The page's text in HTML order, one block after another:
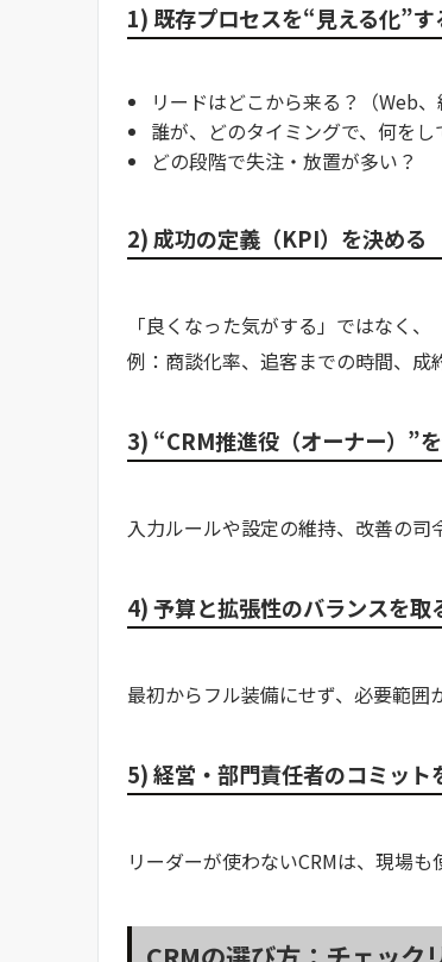
1) 既存プロセスを“見える化”す
リードはどこから来る？（Web、
誰が、どのタイミングで、何をし
どの段階で失注・放置が多い？
2) 成功の定義（KPI）を決める
「良くなった気がする」ではなく、
例：商談化率、追客までの時間、
3) “CRM推進役（オーナー）”
入力ルールや設定の維持、改善の司
4) 予算と拡張性のバランスを取
最初からフル装備にせず、必要範囲
5) 経営・部門責任者のコミット
リーダーが使わないCRMは、現場